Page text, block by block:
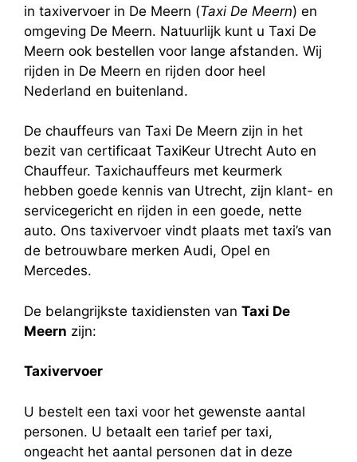
in taxivervoer in De Meern (Taxi De Meern) en
omgeving De Meern. Natuurlijk kunt u Taxi De
Meern ook bestellen voor lange afstanden. Wij
rijden in De Meern en rijden door heel
Nederland en buitenland.
De chauffeurs van Taxi De Meern zijn in het
bezit van certificaat TaxiKeur Utrecht Auto en
Chauffeur. Taxichauffeurs met keurmerk
hebben goede kennis van Utrecht, zijn klant- en
servicegericht en rijden in een goede, nette
auto. Ons taxivervoer vindt plaats met taxi’s van
de betrouwbare merken Audi, Opel en
Mercedes.
De belangrijkste taxidiensten van Taxi De
Meern zijn:
Taxivervoer
U bestelt een taxi voor het gewenste aantal
personen. U betaalt een tarief per taxi,
ongeacht het aantal personen dat in deze